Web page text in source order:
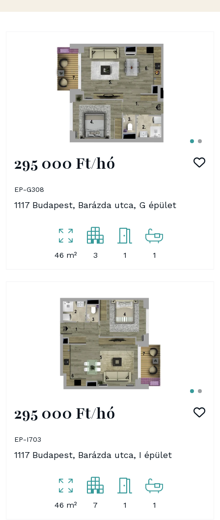
295 000 Ft/hó
EP-G308
1117 Budapest, Barázda utca, G épület
46 m² 3 1 1
295 000 Ft/hó
EP-I703
1117 Budapest, Barázda utca, I épület
46 m² 7 1 1